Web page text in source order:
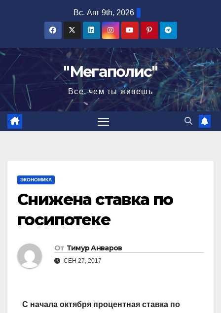
Вс. Авг 9th, 2026
"Мегаполис"
Все, чем ты живешь
ЭКОНОМИКА
Снижена ставка по
госипотеке
От Тимур Анваров
СЕН 27, 2017
С начала октября процент­ная ставка по